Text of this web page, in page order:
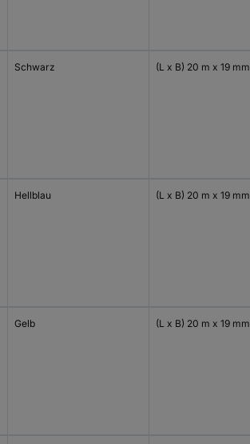
Schwarz (L x B) 20 m x 19 mm
Hellblau (L x B) 20 m x 19 mm
Gelb (L x B) 20 m x 19 mm